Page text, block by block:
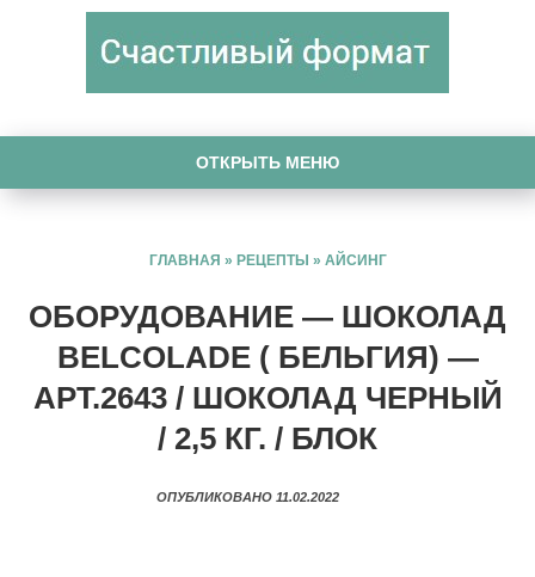
ОТКРЫТЬ МЕНЮ
ГЛАВНАЯ » РЕЦЕПТЫ » АЙСИНГ
ОБОРУДОВАНИЕ — ШОКОЛАД
BELCOLADE ( БЕЛЬГИЯ) —
АРТ.2643 / ШОКОЛАД ЧЕРНЫЙ
/ 2,5 КГ. / БЛОК
ОПУБЛИКОВАНО 11.02.2022